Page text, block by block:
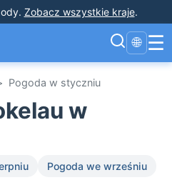
. Zobacz wszystkie kraje.
🌐 ☰
Pogoda w styczniu
w
Pogoda we wrześniu